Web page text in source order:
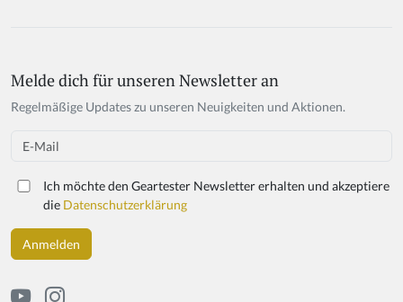
If
y
h
a
Melde dich für unseren Newsletter an
Regelmäßige Updates zu unseren Neuigkeiten und Aktionen.
Email
Ich möchte den Geartester Newsletter erhalten und akzeptiere
die Datenschutzerklärung